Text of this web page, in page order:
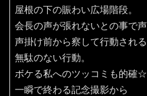
屋根の下の賑わい広場階段。
会長の声が張れないとの事で声
声掛け前から察して行動され
無駄のない行動。
ボケる私へのツッコミも的確☆
一瞬で終わる記念撮影から